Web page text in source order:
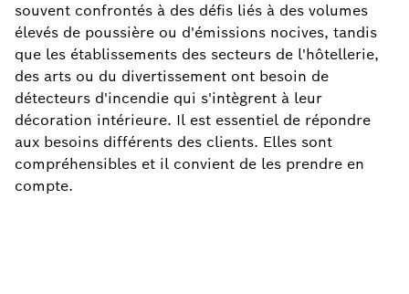
souvent confrontés à des défis liés à des volumes
élevés de poussière ou d'émissions nocives, tandis
que les établissements des secteurs de l'hôtellerie,
des arts ou du divertissement ont besoin de
détecteurs d'incendie qui s'intègrent à leur
décoration intérieure. Il est essentiel de répondre
aux besoins différents des clients. Elles sont
compréhensibles et il convient de les prendre en
compte.